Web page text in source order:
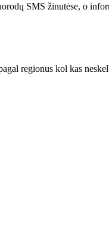
SMS žinutėse, o
regionus kol kas